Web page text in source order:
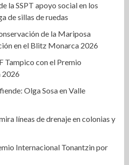
la SSPT apoyo social en los
de sillas de ruedas
de la Mariposa
en el Blitz Monarca 2026
Tampico con el Premio
2026
Olga Sosa en Valle
líneas de drenaje en colonias y
Internacional Tonantzin por